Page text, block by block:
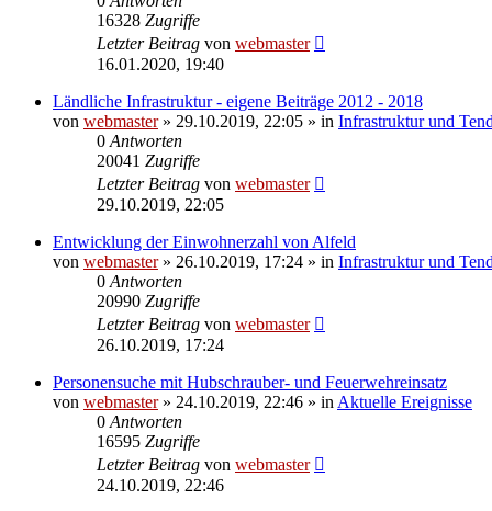
16328 Zugriffe
Letzter Beitrag von webmaster
16.01.2020, 19:40
Ländliche Infrastruktur - eigene Beiträge 2012 - 2018
von webmaster» 29.10.2019, 22:05 » in Infrastruktur und
0 Antworten
20041 Zugriffe
Letzter Beitrag von webmaster
29.10.2019, 22:05
Entwicklung der Einwohnerzahl von Alfeld
von webmaster» 26.10.2019, 17:24 » in Infrastruktur und
0 Antworten
20990 Zugriffe
Letzter Beitrag von webmaster
26.10.2019, 17:24
Personensuche mit Hubschrauber- und Feuerwehreinsatz
von webmaster» 24.10.2019, 22:46 » in Aktuelle Ereignisse
0 Antworten
16595 Zugriffe
Letzter Beitrag von webmaster
24.10.2019, 22:46